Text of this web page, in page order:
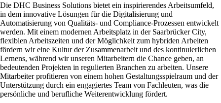
Die DHC Business Solutions bietet ein inspirierendes Arbeitsumfeld,
in dem innovative Lösungen für die Digitalisierung und
Automatisierung von Qualitäts- und Compliance-Prozessen entwickelt
werden. Mit einem modernen Arbeitsplatz in der Saarbrücker City,
flexiblen Arbeitszeiten und der Möglichkeit zum hybriden Arbeiten
fördern wir eine Kultur der Zusammenarbeit und des kontinuierlichen
Lernens, während wir unseren Mitarbeitern die Chance geben, an
bedeutenden Projekten in regulierten Branchen zu arbeiten. Unsere
Mitarbeiter profitieren von einem hohen Gestaltungsspielraum und der
Unterstützung durch ein engagiertes Team von Fachleuten, was die
persönliche und berufliche Weiterentwicklung fördert.